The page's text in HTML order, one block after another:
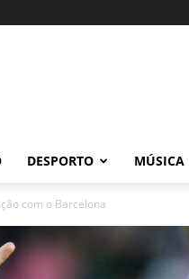
DESPORTO MÚSICA
com o Barcelona